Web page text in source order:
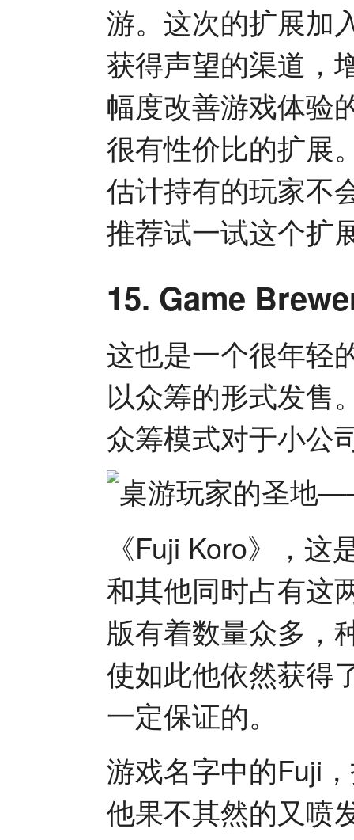
游。这次的扩展加
获得声望的渠道，
幅度改善游戏体验
很有性价比的扩展
估计持有的玩家不
推荐试一试这个扩
15. Game
这也是一个很年轻
以众筹的形式发售
众筹模式对于小公
《Fuji Koro》，
和其他同时占有这
版有着数量众多，
使如此他依然获得
一定保证的。
游戏名字中的Fuji
他果不其然的又喷